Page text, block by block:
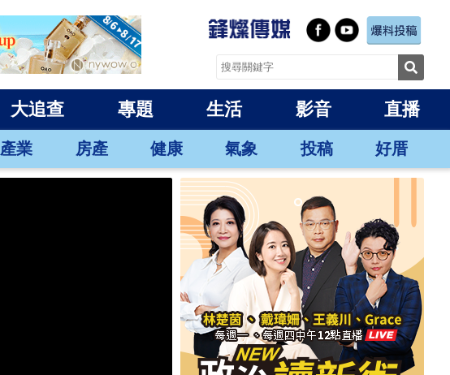
大追查 專題 生活 影音 直播
產業 房產 健康 氣象 投稿 好厝